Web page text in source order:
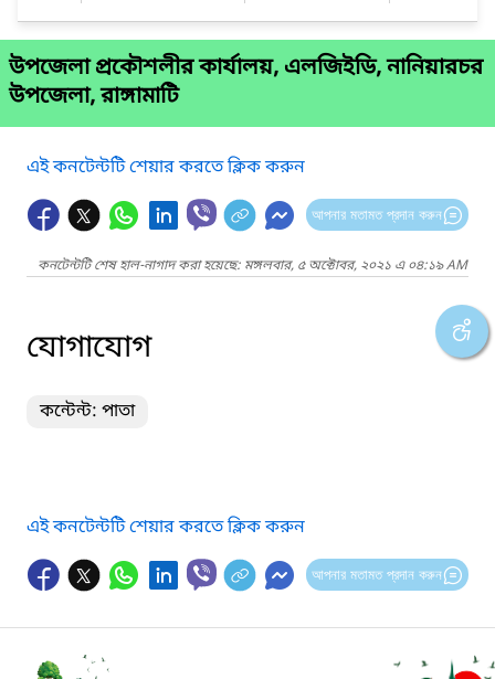
উপজেলা প্রকৌশলীর কার্যালয়, এলজিইডি, নানিয়ারচর
উপজেলা, রাঙ্গামাটি
এই কনটেন্টটি শেয়ার করতে ক্লিক করুন
আপনার মতামত প্রদান করুন
কনটেন্টটি শেষ হাল-নাগাদ করা হয়েছে: মঙ্গলবার, ৫ অক্টোবর, ২০২১ এ ০৪:১৯ AM
যোগাযোগ
কন্টেন্ট: পাতা
এই কনটেন্টটি শেয়ার করতে ক্লিক করুন
আপনার মতামত প্রদান করুন